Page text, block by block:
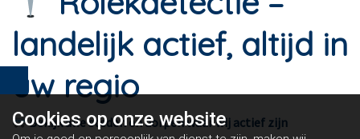
landelijk actief, altijd in
uw regio
Bekijk alle steden en dorpen waar wij actief zijn
Cookies oponze website